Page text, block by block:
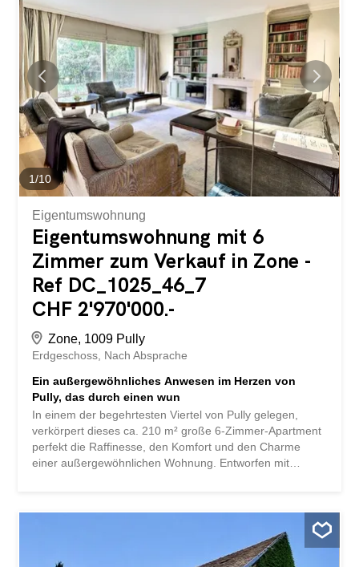
selten ist – ein Objekt, das Liebhaber von Charakter
ansprechen wird. Das auf zwei Ebenen erbaute Gebäude
besteht derzeit aus zwei unabhängigen Wohneinheiten,
jeweils auf einer Etage: eine Wohnung im Erdgeschoss,
die zu einem schönen, angelegten und bewaldeten
Garten hin offen ist, und eine zweite Wohnung im
Obergeschoss, die von einem Balkon und einer Terrasse
umgeben ist. Ein Dachgarten und ein grosser, vielseitig
nutzbarer Raum auf der obersten Etage runden das
Ensemble ab und bieten interessante...
1/10
Eigentumswohnung
Eigentumswohnung mit 6
Zimmer zum Verkauf in Zone -
Ref DC_1025_46_7
CHF 2'970'000.-
Zone, 1009 Pully
Erdgeschoss Nach Absprache
Ein außergewöhnliches Anwesen im Herzen von
Pully, das durch einen wun
In einem der begehrtesten Viertel von Pully gelegen,
verkörpert dieses ca. 210 m² große 6-Zimmer-Apartment
perfekt die Raffinesse, den Komfort und den Charme
einer außergewöhnlichen Wohnung. Entworfen mit
- Gesimse, massive Parkettböden, integrierte
Bücherregale, maßgefertigte Schränke und ein schöner
Steinkamin -, die dem Ganzen eine zeitlose Eleganz und
eine warme Atmosphäre verleihen. Die nach Südosten